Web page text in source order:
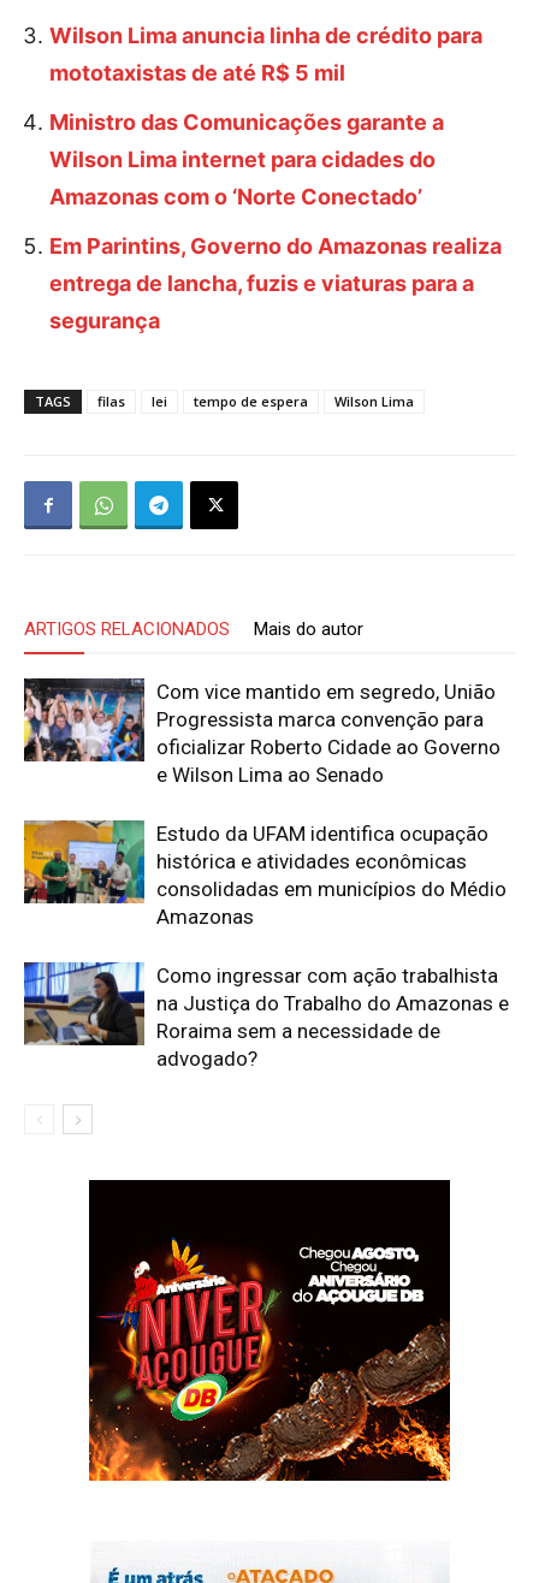
Wilson Lima anuncia linha de crédito para
mototaxistas de até R$ 5 mil
Ministro das Comunicações garante a
Wilson Lima internet para cidades do
Amazonas com o ‘Norte Conectado’
Em Parintins, Governo do Amazonas realiza
entrega de lancha, fuzis e viaturas para a
segurança
TAGS filas lei tempo de espera Wilson Lima
ARTIGOS RELACIONADOS Mais do autor
Com vice mantido em segredo, União
Progressista marca convenção para
oficializar Roberto Cidade ao Governo
e Wilson Lima ao Senado
Estudo da UFAM identifica ocupação
histórica e atividades econômicas
consolidadas em municípios do Médio
Amazonas
Como ingressar com ação trabalhista
na Justiça do Trabalho do Amazonas e
Roraima sem a necessidade de
advogado?